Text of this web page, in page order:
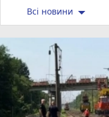
Всі новини